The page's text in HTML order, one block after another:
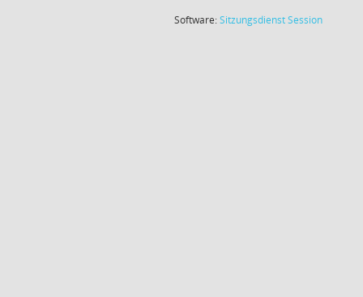
Software:SitzungsdienstSession(Wird in